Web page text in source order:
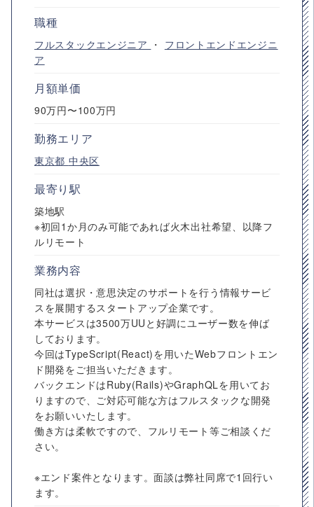
職種
フルスタックエンジニア ・ フロントエンドエンジニ
ア
月額単価
90万円〜100万円
勤務エリア
東京都 中央区
最寄り駅
築地駅
※初回1か月のみ可能であれば火木出社希望、以降フ
ルリモート
業務内容
同社は選択・意思決定のサポートを行う情報サービ
スを展開するスタートアップ企業です。
本サービスは3500万UUと好調にユーザー数を伸ば
しております。
今回はTypeScript(React)を用いたWebフロントエン
ド開発をご担当いただきます。
バックエンドはRuby(Rails)やGraphQLを用いてお
りますので、ご対応可能な方はフルスタックな開発
をお願いいたします。
働き方は柔軟ですので、フルリモート等ご相談くだ
さい。
※エンド案件となります。面談は弊社同席で1回行い
ます。